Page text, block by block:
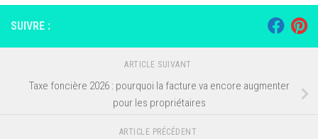
SUIVRE :
ARTICLE SUIVANT
Taxe foncière 2026 : pourquoi la facture va encore augmenter
pour les propriétaires
ARTICLE PRÉCÉDENT